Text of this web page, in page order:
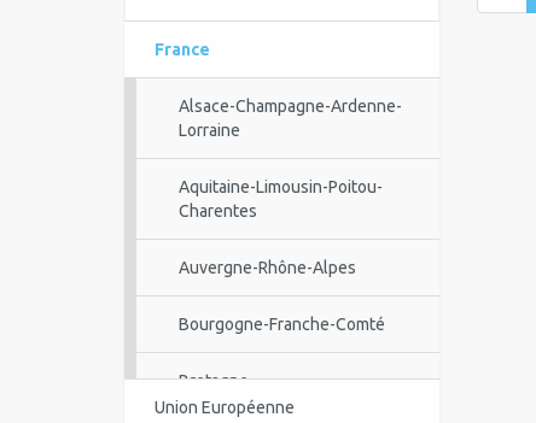
France
Alsace-Champagne-Ardenne-
Lorraine
Aquitaine-Limousin-Poitou-
Charentes
Auvergne-Rhône-Alpes
Bourgogne-Franche-Comté
Bretagne
Union Européenne